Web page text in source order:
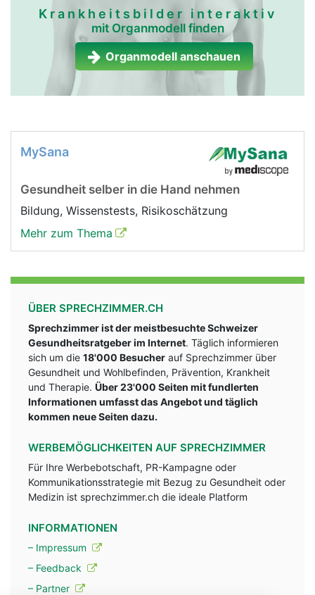
Krankheitsbilder interaktiv
mit Organmodell finden
Organmodell anschauen
MySana
Gesundheit selber in die Hand nehmen
Bildung, Wissenstests, Risikoschätzung
Mehr zum Thema
ÜBER SPRECHZIMMER.CH
Sprechzimmer ist der meistbesuchte Schweizer
Gesundheitsratgeber im Internet. Täglich informieren
sich um die 18'000 Besucher auf Sprechzimmer über
Gesundheit und Wohlbefinden, Prävention, Krankheit
und Therapie. Über 23'000 Seiten mit fundlerten
Informationen umfasst das Angebot und täglich
kommen neue Seiten dazu.
WERBEMÖGLICHKEITEN AUF SPRECHZIMMER
Für Ihre Werbebotschaft, PR-Kampagne oder
Kommunikationsstrategie mit Bezug zu Gesundheit oder
Medizin ist sprechzimmer.ch die ideale Platform
INFORMATIONEN
– Impressum
– Feedback
– Partner